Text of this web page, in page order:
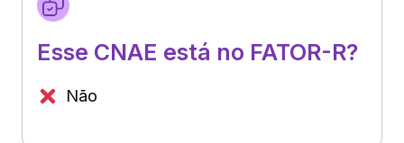
Esse CNAE está no FATOR-R?
Não